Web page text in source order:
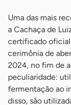
Uma das mais
a Cachaça de
certificado oficial
cerimônia de
2024, no fim de
peculiaridade:
fermentação ao
disso, são